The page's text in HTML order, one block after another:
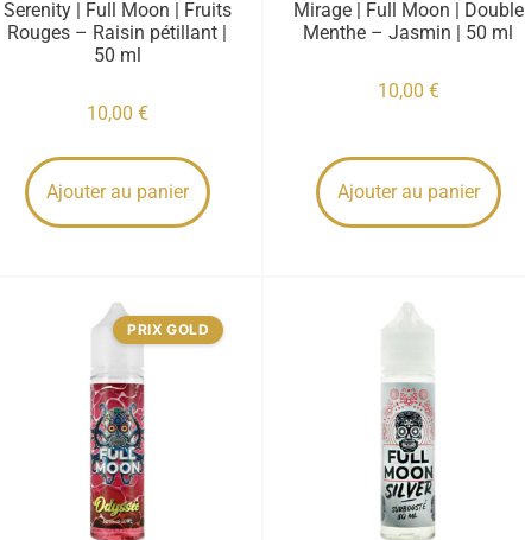
Serenity | Full Moon | Fruits
Rouges – Raisin pétillant |
50 ml
10,00 €
Ajouter au panier
Mirage | Full Moon | Double
Menthe – Jasmin | 50 ml
10,00 €
Ajouter au panier
PRIX GOLD